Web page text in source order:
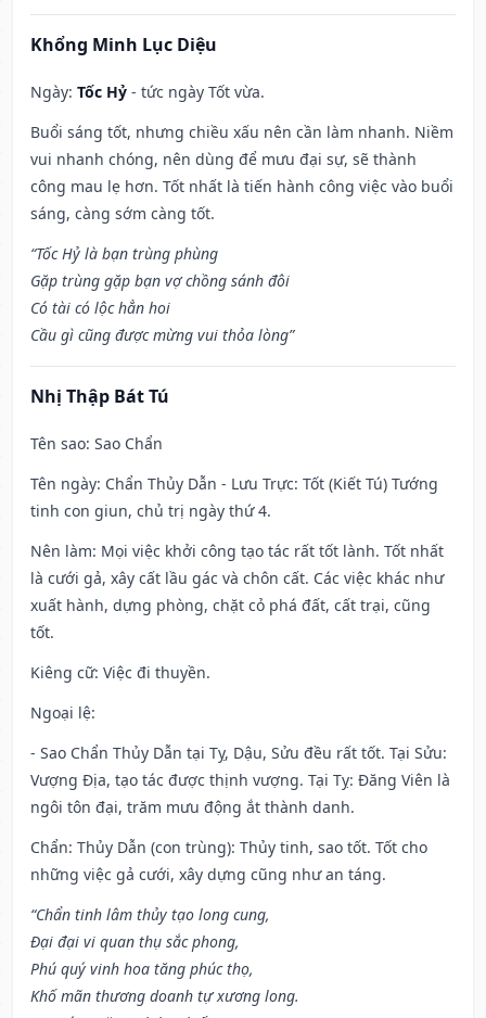
Khổng Minh Lục Diệu
Ngày: Tốc Hỷ - tức ngày Tốt vừa.
Buổi sáng tốt, nhưng chiều xấu nên cần làm nhanh. Niềm
vui nhanh chóng, nên dùng để mưu đại sự, sẽ thành
công mau lẹ hơn. Tốt nhất là tiến hành công việc vào buổi
sáng, càng sớm càng tốt.
“Tốc Hỷ là bạn trùng phùng
Gặp trùng gặp bạn vợ chồng sánh đôi
Có tài có lộc hẳn hoi
Cầu gì cũng được mừng vui thỏa lòng”
Nhị Thập Bát Tú
Tên sao: Sao Chẩn
Tên ngày: Chẩn Thủy Dẫn - Lưu Trực: Tốt (Kiết Tú) Tướng
tinh con giun, chủ trị ngày thứ 4.
Nên làm: Mọi việc khởi công tạo tác rất tốt lành. Tốt nhất
là cưới gả, xây cất lầu gác và chôn cất. Các việc khác như
xuất hành, dựng phòng, chặt cỏ phá đất, cất trại, cũng
tốt.
Kiêng cữ: Việc đi thuyền.
Ngoại lệ:
- Sao Chẩn Thủy Dẫn tại Tỵ, Dậu, Sửu đều rất tốt. Tại Sửu:
Vượng Địa, tạo tác được thịnh vượng. Tại Tỵ: Đăng Viên là
ngôi tôn đại, trăm mưu động ắt thành danh.
Chẩn: Thủy Dẫn (con trùng): Thủy tinh, sao tốt. Tốt cho
những việc gả cưới, xây dựng cũng như an táng.
“Chẩn tinh lâm thủy tạo long cung,
Đại đại vi quan thụ sắc phong,
Phú quý vinh hoa tăng phúc thọ,
Khố mãn thương doanh tự xương long.